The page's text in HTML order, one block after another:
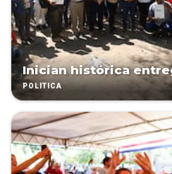
Inician histórica
POLÍTICA